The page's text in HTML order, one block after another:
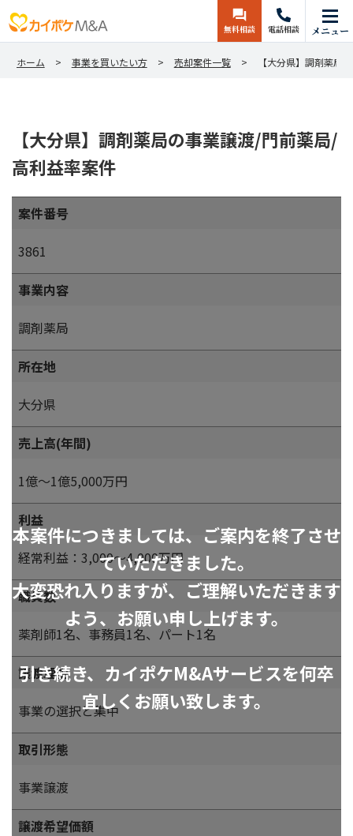
無料相談 電話相談 メニュー
ホーム 事業を買いたい方 売却案件一覧 【大分県】調剤薬局
【大分県】調剤薬局の事業譲渡/門前薬局/
高利益率案件
本案件につきましては、ご案内を終了させ
ていただきました。
大変恐れ入りますが、ご理解いただきます
よう、お願い申し上げます。
引き続き、カイポケM&Aサービスを何卒
宜しくお願い致します。
案件番号
3861
事業内容
調剤薬局
所在地
大分県
売上高(年間)
1億～1億5,000万円
利益
経常利益：3,000～4,000万円
職員数
薬剤師1名、事務員1名、パート1名
譲渡理由
事業の選択と集中
取引形態
事業譲渡
譲渡希望価額